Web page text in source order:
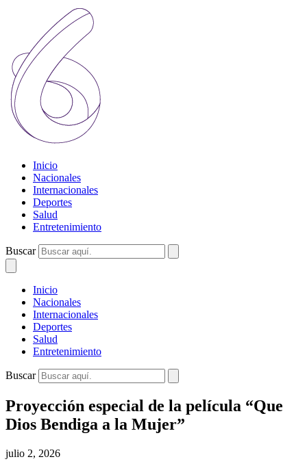
Inicio
Nacionales
Internacionales
Deportes
Salud
Entretenimiento
Buscar
Inicio
Nacionales
Internacionales
Deportes
Salud
Entretenimiento
Buscar
Proyección especial de la película “Que
Dios Bendiga a la Mujer”
julio 2, 2026